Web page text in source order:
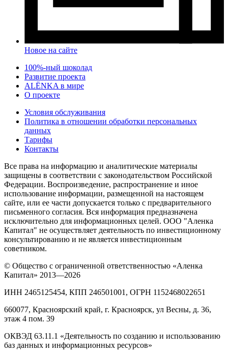
Новое на сайте
100%-ный шоколад
Развитие проекта
ALЁNKA в мире
О проекте
Условия обслуживания
Политика в отношении обработки персональных
данных
Тарифы
Контакты
Все права на информацию и аналитические материалы
защищены в соответствии с законодательством Российской
Федерации. Воспроизведение, распространение и иное
использование информации, размещенной на настоящем
сайте, или ее части допускается только с предварительного
письменного согласия. Вся информация предназначена
исключительно для информационных целей. ООО "Аленка
Капитал" не осуществляет деятельность по инвестиционному
консультированию и не является инвестиционным
советником.
© Общество с ограниченной ответственностью «Аленка
Капитал» 2013—2026
ИНН 2465125454, КПП 246501001, ОГРН 1152468022651
660077, Красноярский край, г. Красноярск, ул Весны, д. 36,
этаж 4 пом. 39
ОКВЭД 63.11.1 «Деятельность по созданию и использованию
баз данных и информационных ресурсов»